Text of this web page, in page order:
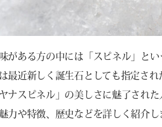
がある方の中には「スピネル」と
最近新しく誕生石としても指定さ
ナスピネル」の美しさに魅了され
力や特徴、歴史などを詳しく紹介